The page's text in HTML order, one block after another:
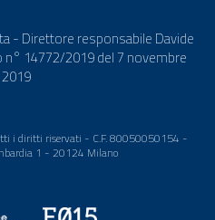
- Direttore responsabile Davide
n° 14772/2019 del 7 novembre
2019
i diritti riservati - C.F. 80050050154 -
1 - 20124 Milano